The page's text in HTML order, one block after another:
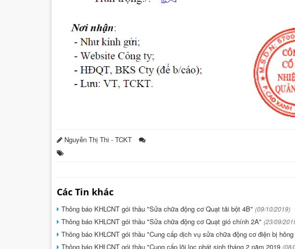
Nguyễn Thị Thi - TCKT
Các Tin khác
Thông báo KHLCNT gói thầu "Sửa chữa động cơ Quạt tải bột 4B" (09/10/2019)
Thông báo KHLCNT gói thầu "Sửa chữa động cơ Quạt gió chính 2A" (23/09/
Thông báo KHLCNT gói thầu "Cung cấp dịch vụ sửa chữa động cơ điện bị
Thông báo KHLCNT gói thầu "Cung cấp lõi lọc phát sinh tháng 2 năm 2019 (08/